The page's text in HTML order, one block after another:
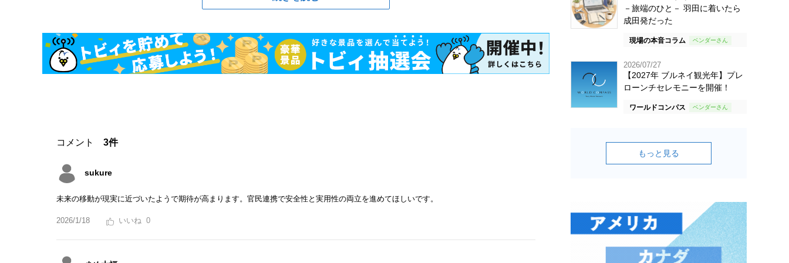
コメント 3件
sukure
未来の移動が現実に近づいたようで期待が高まります。官民連携で安全性と実用性の両立を進めてほしいです。
2026/1/18 0
－旅端のひと－ 羽田に着いたら
成田発だった
現場の本音コラム
2026/07/27
【2027年 ブルネイ観光年】プレ
ローンチセレモニーを開催！
ワールドコンパス
もっと見る